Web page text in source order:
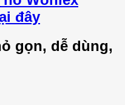
đây
gọn, dễ dùng,